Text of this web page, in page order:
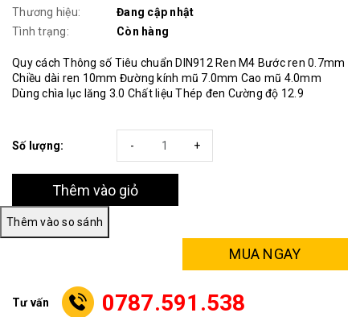
Thương hiệu:
Đang cập nhật
Tình trạng:
Còn hàng
Quy cách Thông số Tiêu chuẩn DIN912 Ren M4 Bước ren 0.7mm
Chiều dài ren 10mm Đường kính mũ 7.0mm Cao mũ 4.0mm
Dùng chìa lục lăng 3.0 Chất liệu Thép đen Cường độ 12.9
Số lượng: +
-
Thêm vào giỏ
MUA NGAY
Tư vấn 0787.591.538